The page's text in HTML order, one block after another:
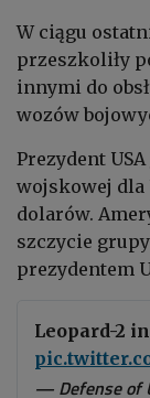
W ciągu
przeszkoliły
innymi do
wozów
Prezydent
wojskowej
dolarów.
szczycie
prezydentem
Leopard-2
— Defense of